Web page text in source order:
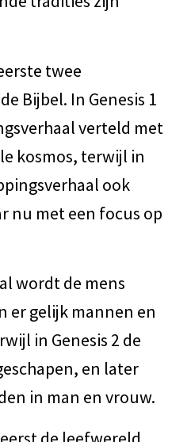
twee
Bijbel. In Genesis 1
verteld met
kosmos, terwijl in
ook
nu met een focus op
wordt de mens
er gelijk mannen en
in Genesis 2 de
en later
in man en vrouw.